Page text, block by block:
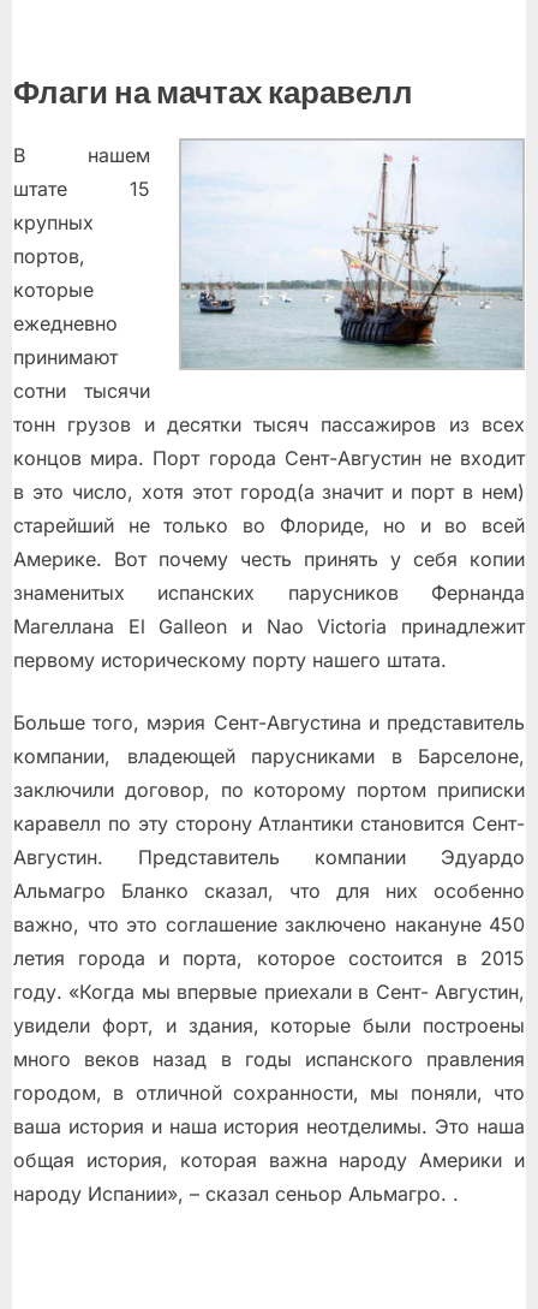
Флаги на мачтах каравелл
В нашем
штате 15
крупных
портов,
которые
ежедневно
принимают
сотни тысячи
тонн грузов и десятки тысяч пассажиров из всех
концов мира. Порт города Сент-Августин не входит
в это число, хотя этот город(а значит и порт в нем)
старейший не только во Флориде, но и во всей
Америке. Вот почему честь принять у себя копии
знаменитых испанских парусников Фернанда
Магеллана El Galleon и Nao Victoria принадлежит
первому историческому порту нашего штата.
Больше того, мэрия Сент-Августина и представитель
компании, владеющей парусниками в Барселоне,
заключили договор, по которому портом приписки
каравелл по эту сторону Атлантики становится Сент-
Августин. Представитель компании Эдуардо
Альмагро Бланко сказал, что для них особенно
важно, что это соглашение заключено накануне 450
летия города и порта, которое состоится в 2015
году. «Когда мы впервые приехали в Сент- Августин,
увидели форт, и здания, которые были построены
много веков назад в годы испанского правления
городом, в отличной сохранности, мы поняли, что
ваша история и наша история неотделимы. Это наша
общая история, которая важна народу Америки и
народу Испании», – сказал сеньор Альмагро. .